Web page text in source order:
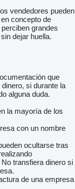
vendedores pueden
concepto de
grandes
dejar huella.
que
si durante la
alguna duda.
la mayoría de los
con un nombre
ocultarse tras
transfiera dinero si
de una empresa